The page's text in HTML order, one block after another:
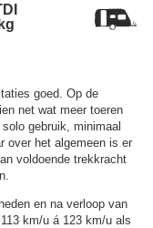
goed. Op de
net wat meer toeren
gebruik, minimaal
over het algemeen is er
voldoende trekkracht
en na verloop van
113 km/u á 123 km/u als